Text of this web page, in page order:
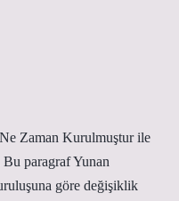
Zaman Kurulmuştur ile
paragraf Yunan
göre değişiklik